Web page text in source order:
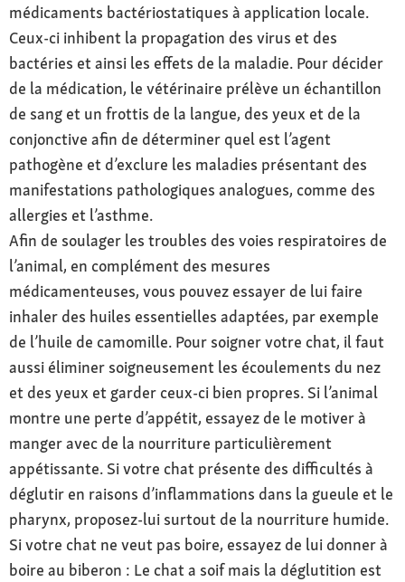
médicaments bactériostatiques à application locale.
Ceux-ci inhibent la propagation des virus et des
bactéries et ainsi les effets de la maladie. Pour décider
de la médication, le vétérinaire prélève un échantillon
de sang et un frottis de la langue, des yeux et de la
conjonctive afin de déterminer quel est l’agent
pathogène et d’exclure les maladies présentant des
manifestations pathologiques analogues, comme des
allergies et l’asthme.
Afin de soulager les troubles des voies respiratoires de
l’animal, en complément des mesures
médicamenteuses, vous pouvez essayer de lui faire
inhaler des huiles essentielles adaptées, par exemple
de l’huile de camomille. Pour soigner votre chat, il faut
aussi éliminer soigneusement les écoulements du nez
et des yeux et garder ceux-ci bien propres. Si l’animal
montre une perte d’appétit, essayez de le motiver à
manger avec de la nourriture particulièrement
appétissante. Si votre chat présente des difficultés à
déglutir en raisons d’inflammations dans la gueule et le
pharynx, proposez-lui surtout de la nourriture humide.
Si votre chat ne veut pas boire, essayez de lui donner à
boire au biberon : Le chat a soif mais la déglutition est